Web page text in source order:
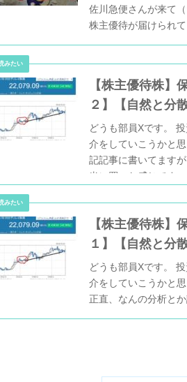
佐川急便さんが来て
株主優待が届けられ
【株主優待株】
２】【自然と分
どうも部員Xです。
介をしていこうかと
記記事に書いてます
当に買った感じです。
【株主優待株】
１】【自然と分
どうも部員Xです。
介をしていこうかと
正直、なんの分析と